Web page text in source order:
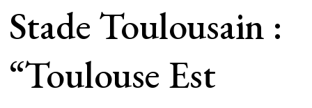
Stade Toulousain :
“Toulouse Est